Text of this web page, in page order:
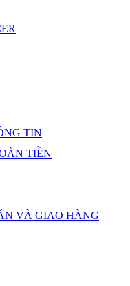
TIN
TIỀN
VÀ GIAO HÀNG